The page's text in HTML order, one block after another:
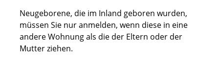
Neugeborene, die im Inland geboren wurden,
müssen Sie nur anmelden, wenn diese in eine
andere Wohnung als die der Eltern oder der
Mutter ziehen.